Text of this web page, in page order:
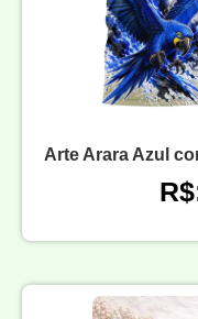
Arte Arara Azul